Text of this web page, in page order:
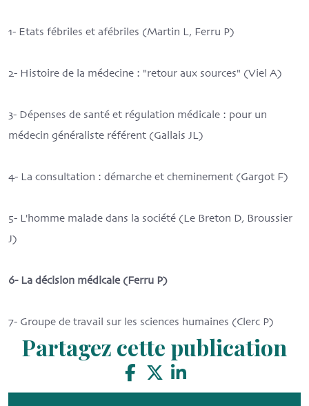
1- Etats fébriles et afébriles (Martin L, Ferru P)
2- Histoire de la médecine : "retour aux sources" (Viel A)
3- Dépenses de santé et régulation médicale : pour un
médecin généraliste référent (Gallais JL)
4- La consultation : démarche et cheminement (Gargot F)
5- L'homme malade dans la société (Le Breton D, Broussier
J)
6- La décision médicale (Ferru P)
7- Groupe de travail sur les sciences humaines (Clerc P)
Partagez cette publication